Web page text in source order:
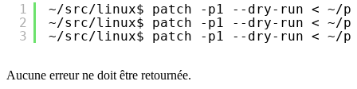
1
2
3
~/src/linux$ patch -p1 --dry-run < ~/
~/src/linux$ patch -p1 --dry-run < ~/
~/src/linux$ patch -p1 --dry-run < ~/
Aucune erreur ne doit être retournée.